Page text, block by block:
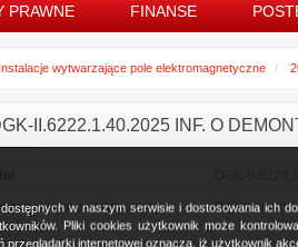
w naszym serwisie i dostosowania ich
Pliki cookies użytkownik może
przeglądarki internetowej oznacza, iż użytkownik
PRAWNE FINANSE
Instalacje wytwarzające pole elektromagnetyczne
II.6222.1.40.2025 INF. O
prowadzącego
P4 Sp. z o.o.